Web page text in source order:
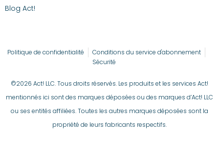
Blog Act!
Politique de confidentialité
Conditions du service d'abonnement
Sécurité
©2026 Act! LLC. Tous droits réservés. Les produits et les services Act!
mentionnés ici sont des marques déposées ou des marques d’Act! LLC
ou ses entités affiliées. Toutes les autres marques déposées sont la
propriété de leurs fabricants respectifs.